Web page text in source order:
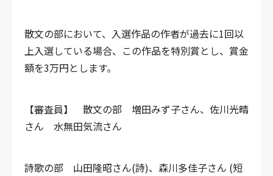
散文の部において、入選作品の作者が過去に1回以
上入選している場合、この作品を特別賞とし、賞金
額を3万円とします。
【審査員】 散文の部 増田みず子さん、佐川光晴
さん 水無田気流さん
詩歌の部 山田隆昭さん(詩)、森川多佳子さん (短